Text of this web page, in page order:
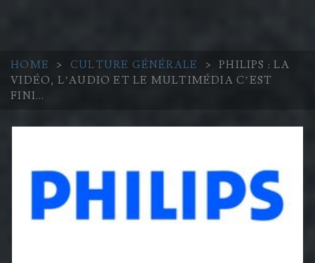
HOME > CULTURE GÉNÉRALE >
PHILIPS : LA
VIDÉO, L’AUDIO ET LE MULTIMÉDIA C’EST
FINI…